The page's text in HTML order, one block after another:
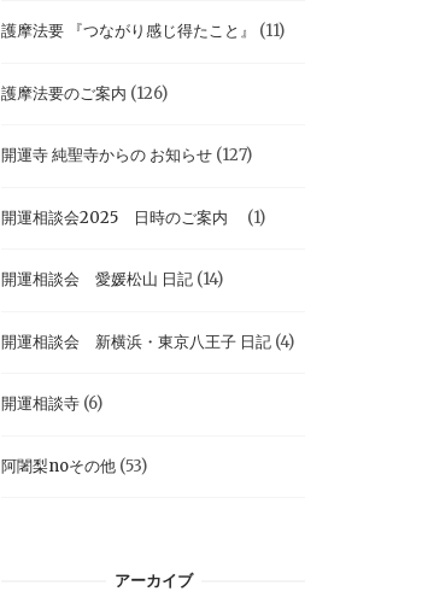
護摩法要 『つながり感じ得たこと』 (11)
護摩法要のご案内 (126)
開運寺 純聖寺からの お知らせ (127)
開運相談会2025 日時のご案内 (1)
開運相談会 愛媛松山 日記 (14)
開運相談会 新横浜・東京八王子 日記 (4)
開運相談寺 (6)
阿闍梨noその他 (53)
アーカイブ